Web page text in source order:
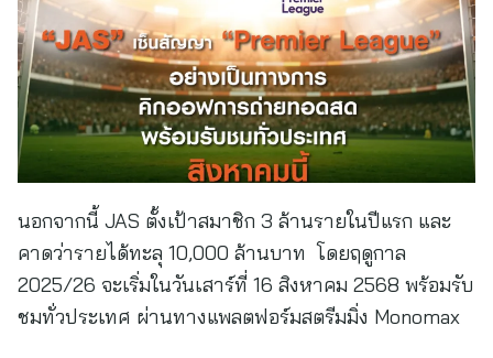
นอกจากนี้ JAS ตั้งเป้าสมาชิก 3 ล้านรายในปีแรก และ
คาดว่ารายได้ทะลุ 10,000 ล้านบาท โดยฤดูกาล
2025/26 จะเริ่มในวันเสาร์ที่ 16 สิงหาคม 2568 พร้อมรับ
ชมทั่วประเทศ ผ่านทางแพลตฟอร์มสตรีมมิ่ง Monomax